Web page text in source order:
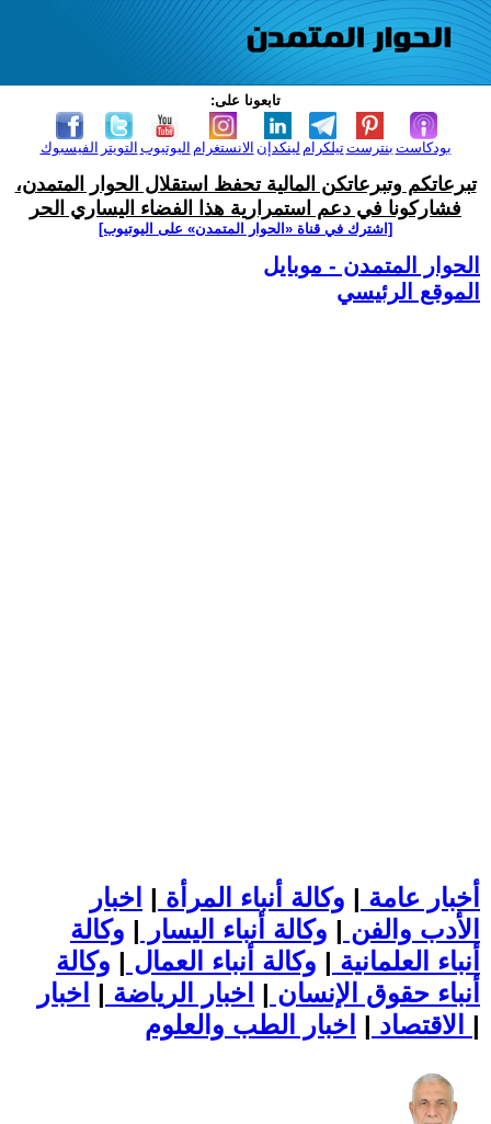
تابعونا على:
الفيسبوك التويتر اليوتيوب الانستغرام لينكدإن تيلكرامبنترست بودكاست
تبرعاتكم وتبرعاتكن المالية تحفظ استقلال الحوار المتمدن،
فشاركونا في دعم استمرارية هذا الفضاء اليساري الحر
[اشترك في قناة ‫«الحوار المتمدن» على اليوتيوب]
الحوار المتمدن - موبايل
الموقع الرئيسي
أخبار عامة | وكالة أنباء المرأة | اخبار
الأدب والفن | وكالة أنباء اليسار | وكالة
أنباء العلمانية | وكالة أنباء العمال | وكالة
أنباء حقوق الإنسان | اخبار الرياضة | اخبار
الاقتصاد | |